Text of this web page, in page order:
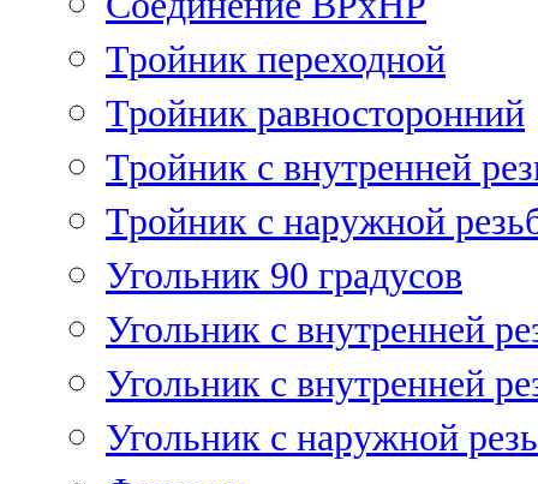
Тройник переходной
Тройник равносторонний
Тройник с внутренней
Тройник с наружной
Угольник 90 градусов
Угольник c внутренней
Угольник с внутренней
Угольник с наружной